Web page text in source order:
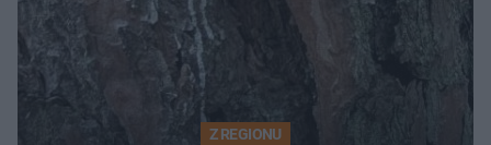
Z REGIONU